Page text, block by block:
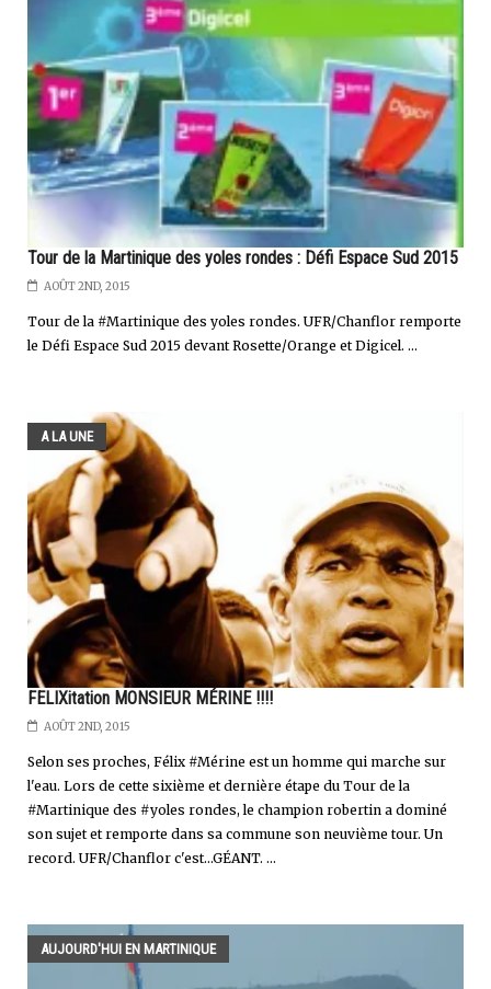
Tour de la Martinique des yoles rondes : Défi Espace Sud 2015
AOÛT 2ND, 2015
Tour de la #Martinique des yoles rondes. UFR/Chanflor remporte
le Défi Espace Sud 2015 devant Rosette/Orange et Digicel. ...
A LA UNE
FELIXitation MONSIEUR MÉRINE !!!!
AOÛT 2ND, 2015
Selon ses proches, Félix #Mérine est un homme qui marche sur
l'eau. Lors de cette sixième et dernière étape du Tour de la
#Martinique des #yoles rondes, le champion robertin a dominé
son sujet et remporte dans sa commune son neuvième tour. Un
record. UFR/Chanflor c'est...GÉANT. ...
AUJOURD'HUI EN MARTINIQUE